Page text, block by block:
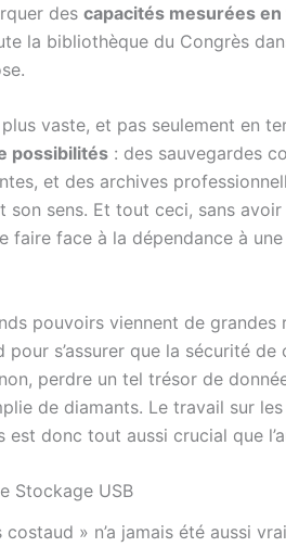
des capacités mesurées
la bibliothèque du Congrès
vaste, et pas seulement en
possibilités : des sauvegardes
et des archives
sens. Et tout ceci, sans
faire face à la dépendance à
pouvoirs viennent de
pour s’assurer que la sécurité
perdre un tel trésor de
de diamants. Le travail sur
est donc tout aussi crucial que
Stockage USB
costaud » n’a jamais été aussi